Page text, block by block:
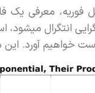
معرفی یک
انتگرال
این میراسازی